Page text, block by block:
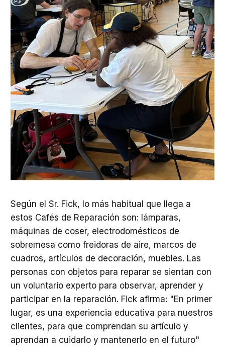
Según el Sr. Fick, lo más habitual que llega a
estos Cafés de Reparación son: lámparas,
máquinas de coser, electrodomésticos de
sobremesa como freidoras de aire, marcos de
cuadros, artículos de decoración, muebles. Las
personas con objetos para reparar se sientan con
un voluntario experto para observar, aprender y
participar en la reparación. Fick afirma: "En primer
lugar, es una experiencia educativa para nuestros
clientes, para que comprendan su artículo y
aprendan a cuidarlo y mantenerlo en el futuro"